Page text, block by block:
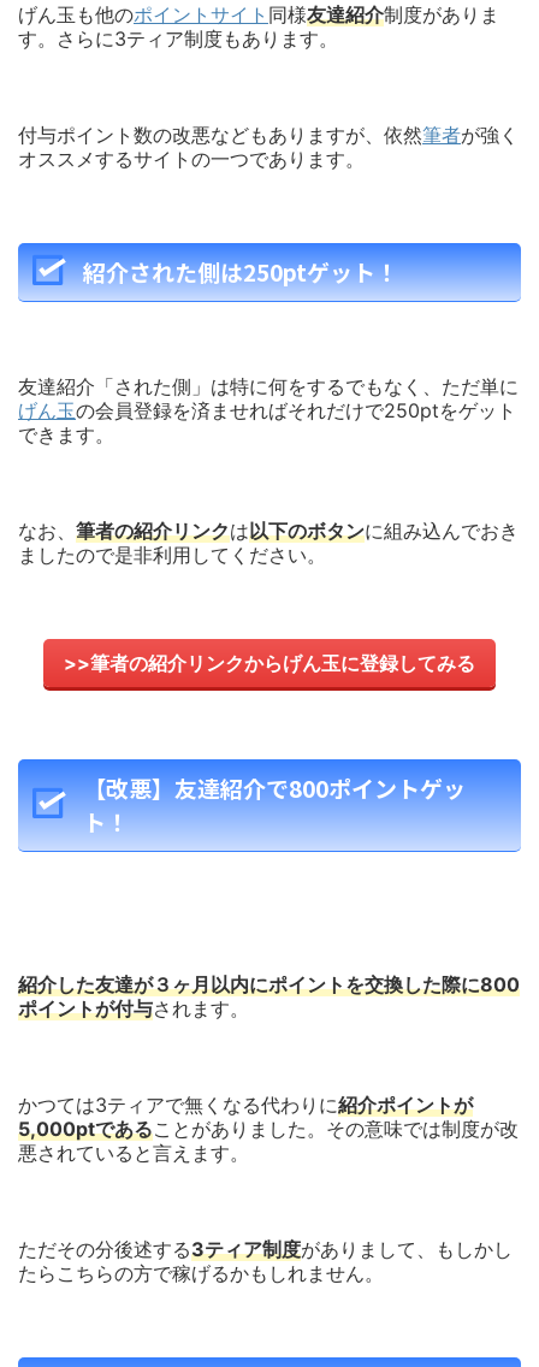
げん玉も他のポイントサイト 同様友達紹介制度がありま
す。さらに3ティア制度もあります。
付与ポイント数の改悪などもありますが、依然筆者が強く
オススメするサイトの一つであります。
紹介された側は250ptゲット！
友達紹介「された側」は特に何をするでもなく、ただ単に
げん玉の会員登録を済ませればそれだけで250ptをゲット
できます。
なお、 筆者の紹介リンクは以下のボタンに組み込んでおき
ましたので是非利用してください。
>>筆者の紹介リンクからげん玉に登録してみる
【改悪】友達紹介で800ポイントゲッ
ト！
紹介した友達が３ヶ月以内にポイントを交換した際に800
ポイントが付与されます。
かつては3ティアで無くなる代わりに紹介ポイントが
5,000ptであることがありました。その意味では制度が改
悪されていると言えます。
ただその分後述する3ティア制度がありまして、もしかし
たらこちらの方で稼げるかもしれません。